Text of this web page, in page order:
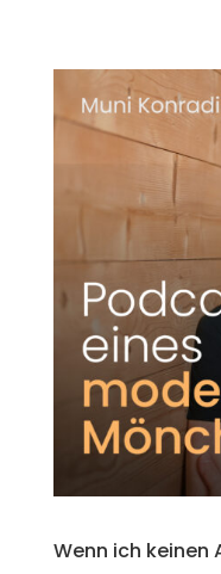
Wenn ich keinen